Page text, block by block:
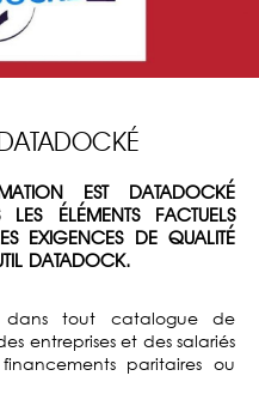
EST DATADOCKÉ
ÉLÉMENTS FACTUELS
EXIGENCES DE QUALITÉ
DATADOCK.
dans tout catalogue de
entreprises et des salariés
paritaires ou